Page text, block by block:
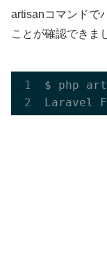
artisanコマンドで
ことが確認できま
$ php
Laravel